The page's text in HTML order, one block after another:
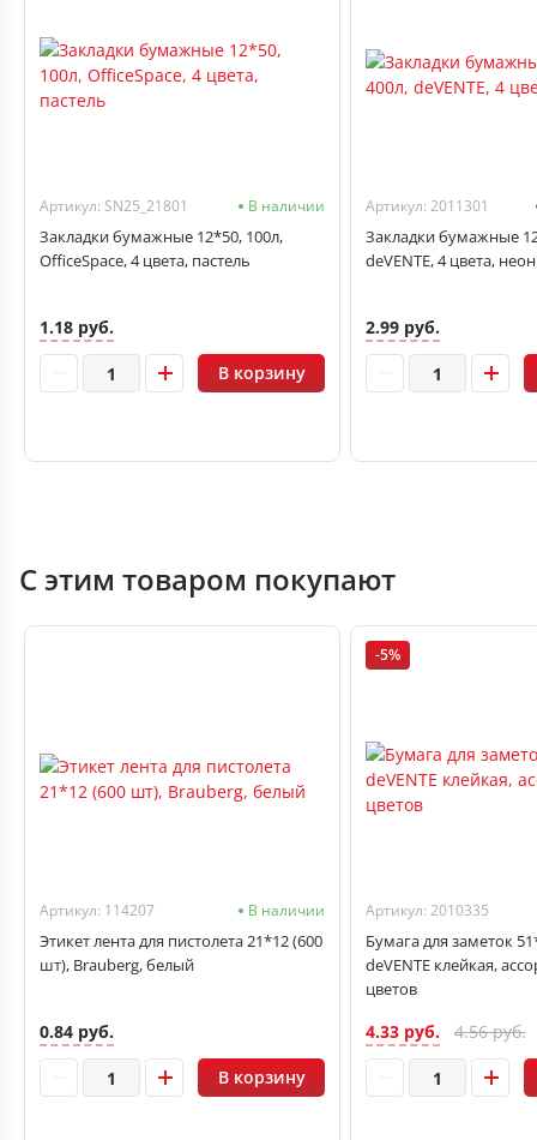
Артикул: SN25_21801 В наличии
Закладки бумажные 12*50, 100л,
OfficeSpace, 4 цвета, пастель
1.18 руб.
В корзину
Артикул: 2011301
Закладки бумажные
deVENTE, 4 цвета, неон
2.99 руб.
С этим товаром покупают
Артикул: 114207 В наличии
Этикет лента для пистолета 21*12 (600
шт), Brauberg, белый
0.84 руб.
В корзину
-5%
Артикул: 2010335
Бумага для заметок
deVENTE клейкая,
цветов
4.33 руб. 4.56 руб.